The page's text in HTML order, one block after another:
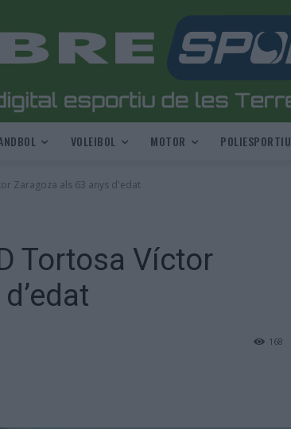
VOLEIBOL MOTOR POLIESPORTIU
Zaragoza als 63 anys d'edat
Tortosa Víctor
168